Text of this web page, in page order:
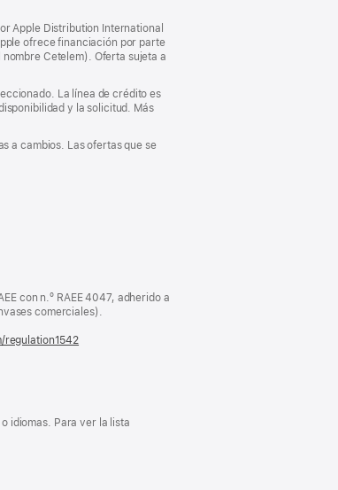
Apple Distribution International
ofrece financiación por parte
Cetelem). Oferta sujeta a
La línea de crédito es
y la solicitud. Más
a cambios. Las ofertas que se
con n.º RAEE 4047, adherido a
comerciales).
regulation1542
idiomas. Para ver la lista